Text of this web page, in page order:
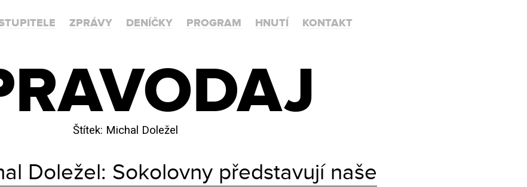
ZPRÁVY DENÍČKY PROGRAM HNUTÍ KONTAKT
Štítek: Michal Doležel
Doležel: Sokolovny představují naše